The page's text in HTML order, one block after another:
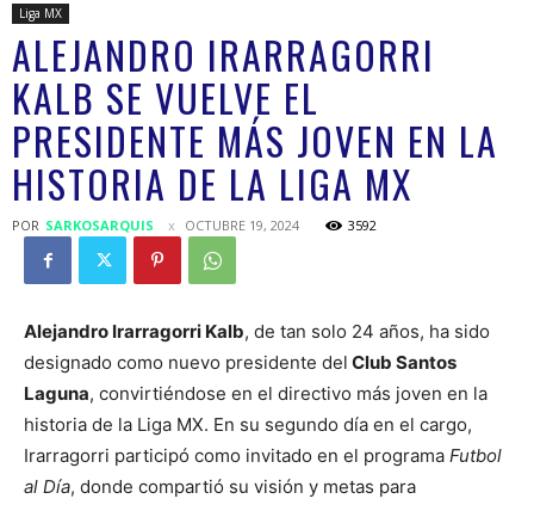
Liga MX
ALEJANDRO IRARRAGORRI
KALB SE VUELVE EL
PRESIDENTE MÁS JOVEN EN LA
HISTORIA DE LA LIGA MX
POR SARKOSARQUIS OCTUBRE 19, 2024 3592
Alejandro Irarragorri Kalb, de tan solo 24 años, ha sido
designado como nuevo presidente del Club Santos
Laguna, convirtiéndose en el directivo más joven en la
historia de la Liga MX. En su segundo día en el cargo,
Irarragorri participó como invitado en el programa Futbol
al Día, donde compartió su visión y metas para